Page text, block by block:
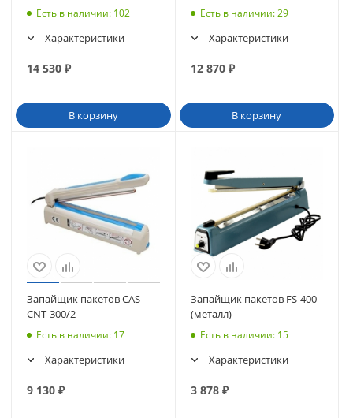
Есть в наличии: 102
Характеристики
14 530 ₽
В корзину
Есть в наличии: 29
Характеристики
12 870₽
В корзину
Запайщик пакетов CAS
CNT-300/2
Есть в наличии: 17
Характеристики
9 130 ₽
Запайщик пакетов FS-400
(металл)
Есть в наличии: 15
Характеристики
3 878₽